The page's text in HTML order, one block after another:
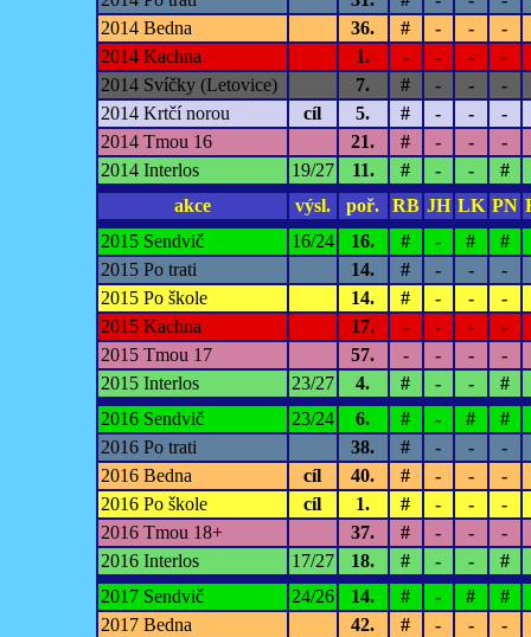
2014 Bedna
36. # - -
-
2014 Kachna
1. - - -
-
2014 Svíčky (Letovice)
7. # - -
-
2014 Krtčí norou
cíl 5. # - -
-
2014 Tmou 16
21. # - -
-
2014 Interlos
19/27 11. # - -
#
akce
výsl. poř. RB JH LK PN
2015 Sendvič
16/24 16. # - #
#
2015 Po trati
14. # - -
-
2015 Po škole
14. # - -
-
2015 Kachna
17. - - -
-
2015 Tmou 17
57. - - -
-
2015 Interlos
23/27 4. # - -
#
2016 Sendvič
23/24 6. # - #
#
2016 Po trati
38. # - -
-
2016 Bedna
cíl 40. # - -
-
2016 Po škole
cíl 1. # - -
-
2016 Tmou 18+
37. # - -
-
2016 Interlos
17/27 18. # - -
#
2017 Sendvič
24/26 14. # - #
#
2017 Bedna
42. # - -
-